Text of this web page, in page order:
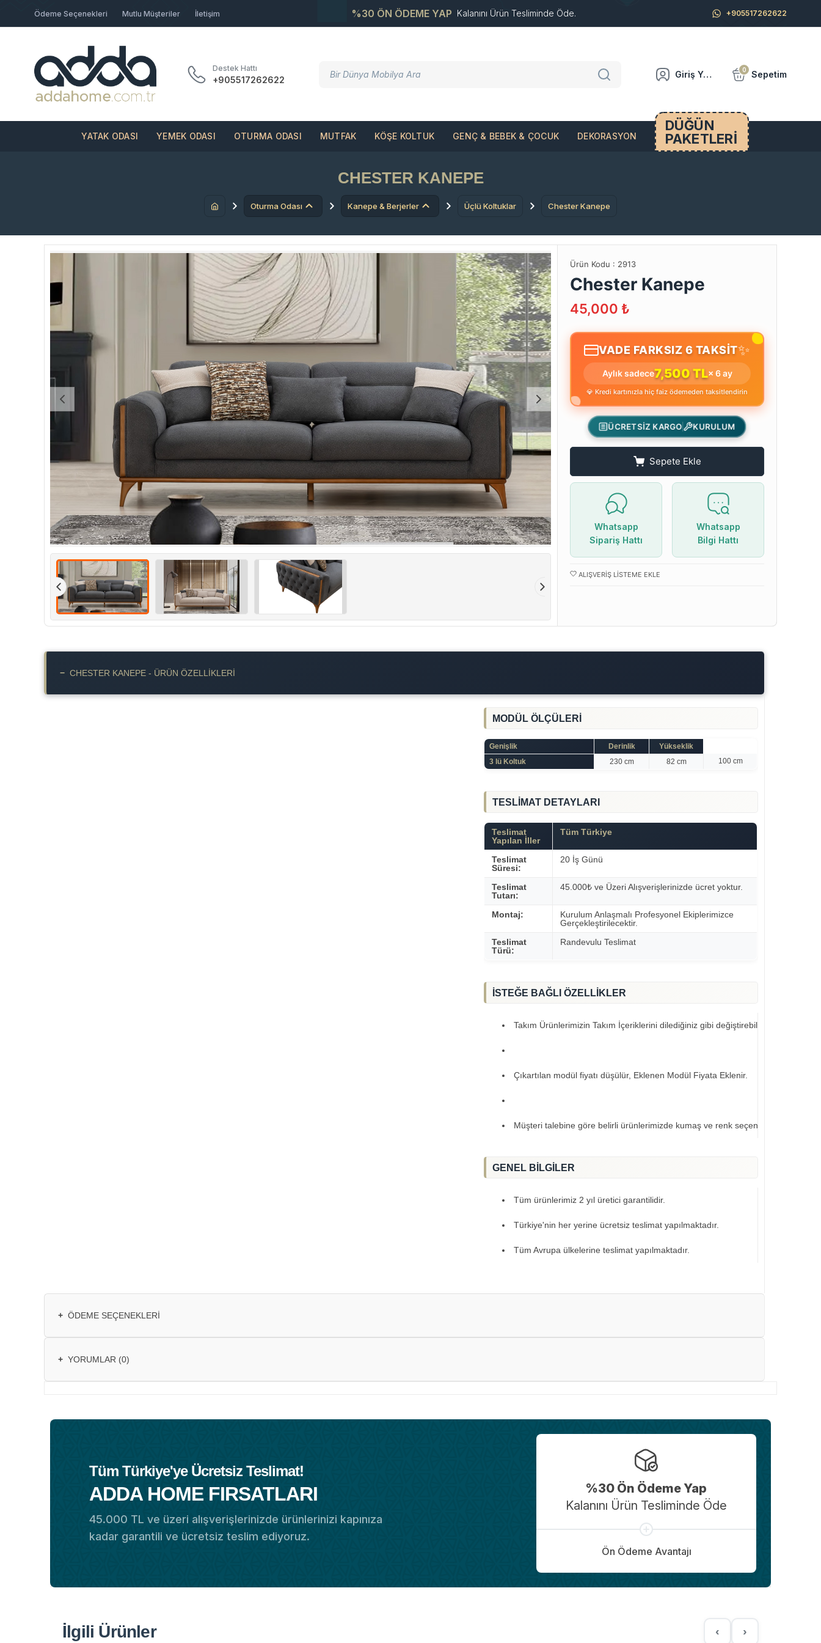
Ödeme Seçenekleri Mutlu Müşteriler İletişim %30 ÖN ÖDEME YAP Kalanını Ürün Tesliminde Öde. +905517262622
Destek Hattı
+905517262622
Giriş Yap 0 Sepetim
YATAK ODASI YEMEK ODASI OTURMA ODASI MUTFAK KÖŞE KOLTUK GENÇ & BEBEK & ÇOCUK DEKORASYON
DÜĞÜN
PAKETLERİ
CHESTER KANEPE
Oturma Odası Kanepe & Berjerler Üçlü Koltuklar Chester Kanepe
Ürün Kodu : 2913
Chester Kanepe
45,000 ₺
VADE FARKSIZ 6 TAKSİT✨
Aylık sadece7,500 TL× 6 ay
💎 Kredi kartınızla hiç faiz ödemeden taksitlendirin
ÜCRETSİZ KARGO KURULUM
Sepete Ekle
Whatsapp
Sipariş Hattı
Whatsapp
Bilgi Hattı
ALIŞVERIŞ LISTEME EKLE
− CHESTER KANEPE - ÜRÜN ÖZELLIKLERI
MODÜL ÖLÇÜLERİ
Genişlik Derinlik
Yükseklik
3 lü Koltuk
230 cm 82 cm 100 cm
TESLİMAT DETAYLARI
Teslimat
Yapılan İller
Tüm Türkiye
Teslimat
Süresi:
20 İş Günü
Teslimat
Tutarı:
45.000₺ ve Üzeri Alışverişlerinizde ücret yoktur.
Montaj:
Kurulum Anlaşmalı Profesyonel Ekiplerimizce
Gerçekleştirilecektir.
Teslimat
Türü:
Randevulu Teslimat
İSTEĞE BAĞLI ÖZELLİKLER
Takım Ürünlerimizin Takım İçeriklerini dilediğiniz gibi değiştirebilirsiniz..
Çıkartılan modül fiyatı düşülür, Eklenen Modül Fiyata Eklenir.
Müşteri talebine göre belirli ürünlerimizde kumaş ve renk seçeneklerimiz
GENEL BİLGİLER
Tüm ürünlerimiz 2 yıl üretici garantilidir.
Türkiye'nin her yerine ücretsiz teslimat yapılmaktadır.
Tüm Avrupa ülkelerine teslimat yapılmaktadır.
+ ÖDEME SEÇENEKLERI
+ YORUMLAR (0)
Tüm Türkiye'ye Ücretsiz Teslimat!
ADDA HOME FIRSATLARI
45.000 TL ve üzeri alışverişlerinizde ürünlerinizi kapınıza
kadar garantili ve ücretsiz teslim ediyoruz.
%30 Ön Ödeme Yap
Kalanını Ürün Tesliminde Öde
Ön Ödeme Avantajı
İlgili Ürünler ‹ ›